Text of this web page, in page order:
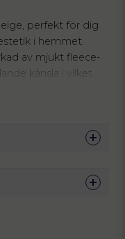
perfekt för dig
i hemmet.
av mjukt fleece-
känsla i vilket
allt från kläder
ton som smälter
robusta
och omplacera